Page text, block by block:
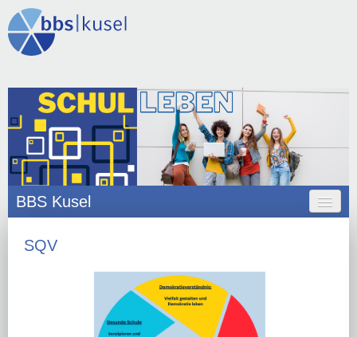
BBS Kusel
ORGANISATION
SCHULLEBEN
SQV